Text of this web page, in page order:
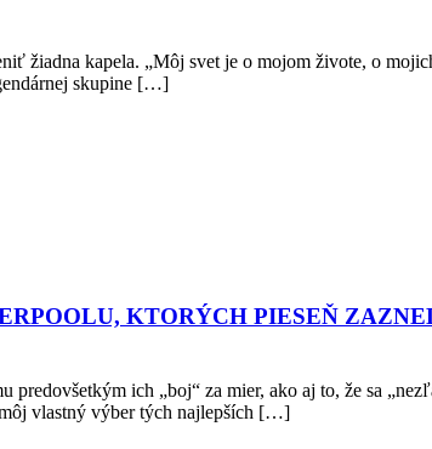
žiadna kapela. „Môj svet je o mojom živote, o
skupine […]
KTORÝCH PIESEŇ
ich „boj“ za mier, ako aj to, že sa
môj vlastný výber tých najlepších […]